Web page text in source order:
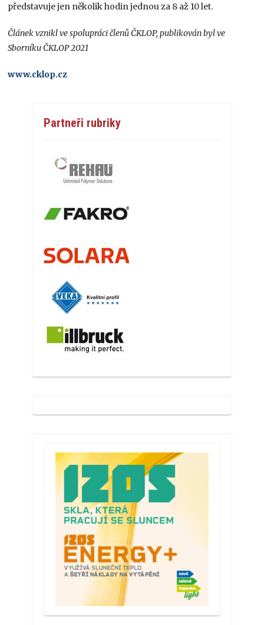
představuje jen několik hodin jednou za 8 až 10 let.
Článek vznikl ve spolupráci členů ČKLOP, publikován byl ve
Sborníku ČKLOP 2021
www.cklop.cz
Partneři rubriky